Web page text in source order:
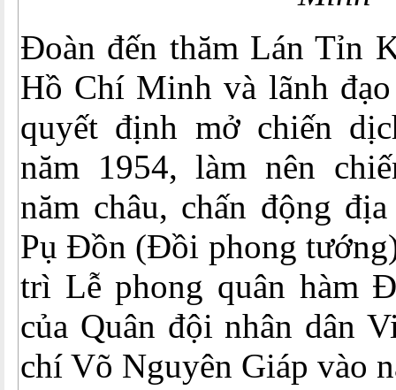
Đoàn đến thăm Lán Tỉn
Hồ Chí Minh và lãnh
quyết định mở chiến
năm 1954, làm nên
năm châu, chấn động
Pụ Đồn (Đồi phong
trì Lễ phong quân hàm
của Quân đội nhân dân
chí Võ Nguyên Giáp vào